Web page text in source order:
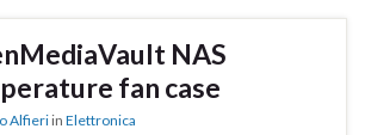
NAS
fan case
Alfieri in Elettronica